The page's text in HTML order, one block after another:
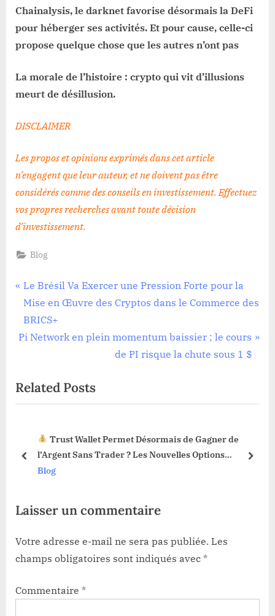
Chainalysis, le darknet favorise désormais la DeFi
pour héberger ses activités. Et pour cause, celle-ci
propose quelque chose que les autres n’ont pas
La morale de l’histoire : crypto qui vit d’illusions
meurt de désillusion.
DISCLAIMER
Les propos et opinions exprimés dans cet article
n’engagent que leur auteur, et ne doivent pas être
considérés comme des conseils en investissement. Effectuez
vos propres recherches avant toute décision
d’investissement.
Blog
Navigation
de
l’article
P
r
e
v
u
s
s
Le Brésil Va Exercer une Pression Forte pour la
Mise en Œuvre des Cryptos dans le Commerce des
BRICS+
N
t
P
t
Pi Network en plein momentum baissier ; le cours
de PI risque la chute sous 1 $
Related Posts
Désormais de Gagner de
? Les Nouvelles Options
La Fonction Sell Limit
Web3 : Voici Pourquoi
prev next
Laisser un commentaire
Votre adresse e-mail ne sera pas publiée. Les
champs obligatoires sont indiqués avec *
Commentaire *